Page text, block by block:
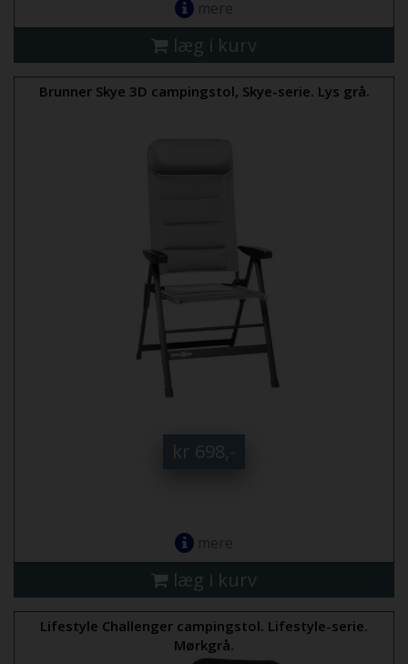
mere
læg i kurv
Brunner Skye 3D campingstol, Skye-serie. Lys grå.
kr 698,-
mere
læg i kurv
Lifestyle Challenger campingstol. Lifestyle-serie.
Mørkgrå.